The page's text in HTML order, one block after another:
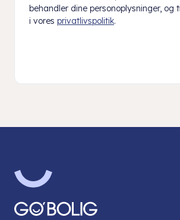
behandler dine personoplysninger, og
i vores privatlivspolitik.